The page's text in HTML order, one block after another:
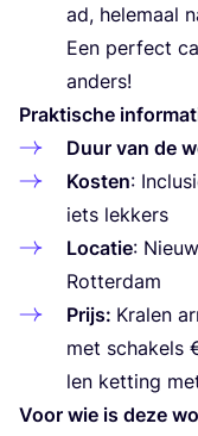
ad, hele­ma­al
Een per­fect
anders!
Prak­tis­c­he
Duur van de
Kos­ten:
iets lekkers
Loca­tie:
Rotterdam
Prijs: Kra­len
met scha­kels
len ket­ting
Voor wie is deze